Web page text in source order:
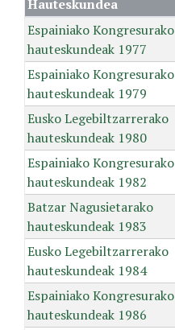
Hauteskundea
Espainiako Kongresurako
hauteskundeak 1977
Espainiako Kongresurako
hauteskundeak 1979
Eusko Legebiltzarrerako
hauteskundeak 1980
Espainiako Kongresurako
hauteskundeak 1982
Batzar Nagusietarako
hauteskundeak 1983
Eusko Legebiltzarrerako
hauteskundeak 1984
Espainiako Kongresurako
hauteskundeak 1986